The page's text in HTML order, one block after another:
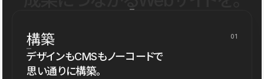
構築 01
デザインもCMSもノーコードで
思い通りに構築。